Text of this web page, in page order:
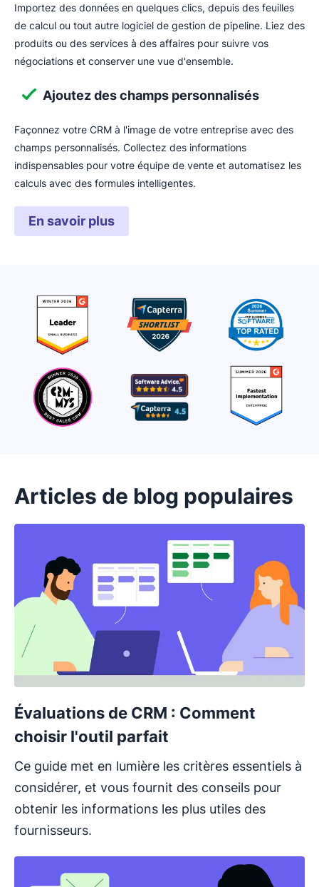
Importez des données en quelques clics, depuis des feuilles
de calcul ou tout autre logiciel de gestion de pipeline. Liez des
produits ou des services à des affaires pour suivre vos
négociations et conserver une vue d'ensemble.
Ajoutez des champs personnalisés
Façonnez votre CRM à l'image de votre entreprise avec des
champs personnalisés. Collectez des informations
indispensables pour votre équipe de vente et automatisez les
calculs avec des formules intelligentes.
En savoir plus
Articles de blog populaires
Évaluations de CRM : Comment
choisir l'outil parfait
Ce guide met en lumière les critères essentiels à
considérer, et vous fournit des conseils pour
obtenir les informations les plus utiles des
fournisseurs.
S'ouvre dans une nouvelle fenêtre
S'ouvre dans une nouvelle fenêtre